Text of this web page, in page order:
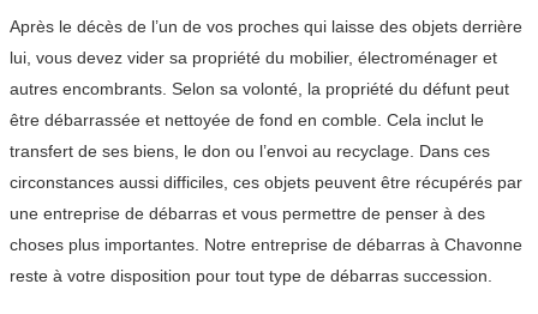
Après le décès de l’un de vos proches qui laisse des objets derrière
lui, vous devez vider sa propriété du mobilier, électroménager et
autres encombrants. Selon sa volonté, la propriété du défunt peut
être débarrassée et nettoyée de fond en comble. Cela inclut le
transfert de ses biens, le don ou l’envoi au recyclage. Dans ces
circonstances aussi difficiles, ces objets peuvent être récupérés par
une entreprise de débarras et vous permettre de penser à des
choses plus importantes. Notre entreprise de débarras à Chavonne
reste à votre disposition pour tout type de débarras succession.